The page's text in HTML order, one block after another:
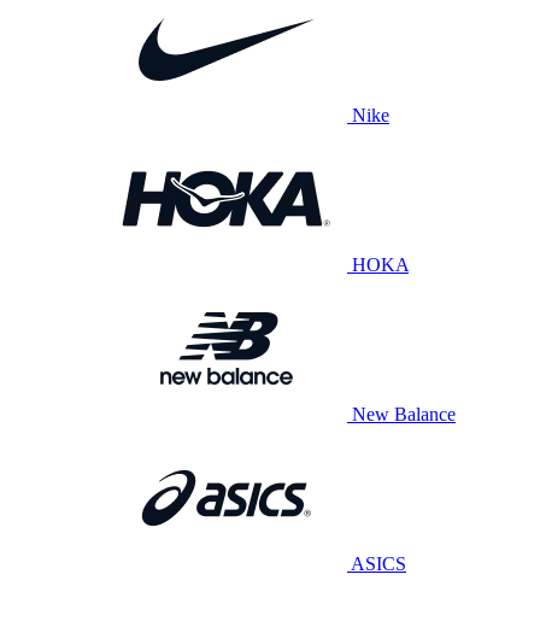
Nike
HOKA
New Balance
ASICS